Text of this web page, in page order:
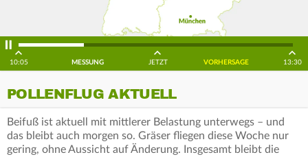
10:05 MESSUNG JETZT VORHERSAGE 13:30
POLLENFLUG AKTUELL
Beifuß ist aktuell mit mittlerer Belastung unterwegs – und
das bleibt auch morgen so. Gräser fliegen diese Woche nur
gering, ohne Aussicht auf Änderung. Insgesamt bleibt die